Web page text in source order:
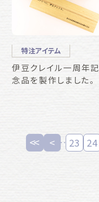
特注アイテム
伊豆クレイル一周年記
念品を製作しました。
23 24